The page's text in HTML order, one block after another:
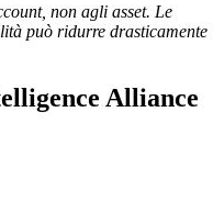
non agli asset. Le
può ridurre drasticamente
Alliance